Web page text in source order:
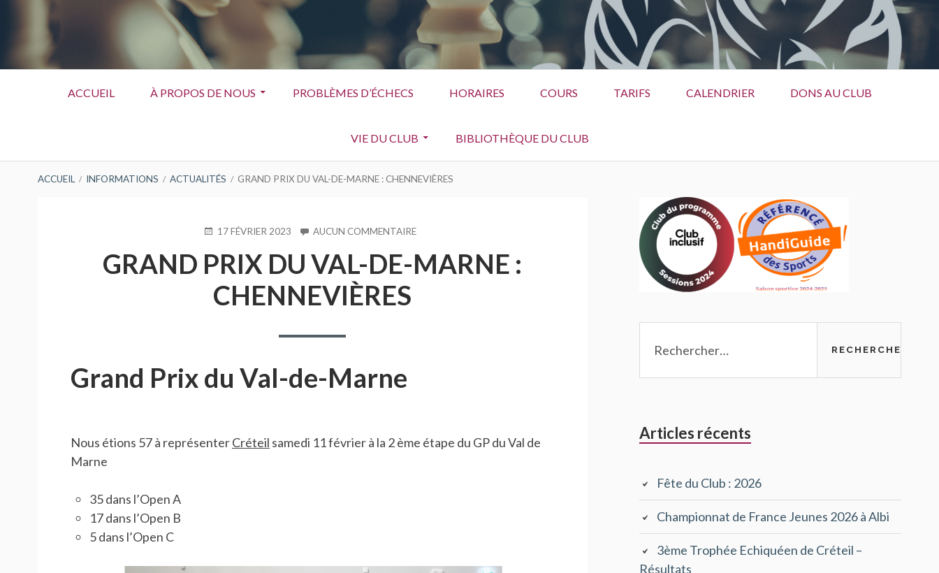
ACCUEIL À PROPOS DE NOUS PROBLÈMES D’ÉCHECS HORAIRES COURS TARIFS CALENDRIER DONS AU CLUB
VIE DU CLUB BIBLIOTHÈQUE DU CLUB
FIL
ACCUEIL INFORMATIONS ACTUALITÉS GRAND PRIX DU VAL-DE-MARNE : CHENNEVIÈRES
PUBLIÉ17 FÉVRIER 2023 AUCUN COMMENTAIRESUR
PRIX
DU
GRAND PRIX DU VAL-DE-MARNE :
CHENNEVIÈRES
Grand Prix du Val-de-Marne
Nous étions 57 à représenterCréteil samedi 11 février à la 2 ème étape du GP du Val de
Marne
35 dans l’Open A
17 dans l’Open B
5 dans l’Open C
Articles récents
Fête du Club : 2026
Championnat de France Jeunes 2026 à Albi
3ème Trophée Echiquéen de Créteil –
Résultats